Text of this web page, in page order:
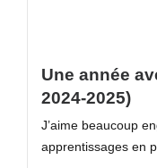
Une année
2024-2025)
J’aime beaucoup
apprentissages en